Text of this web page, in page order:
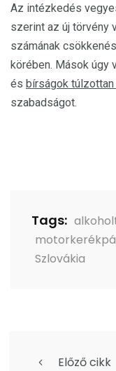
Az intézkedés
szerint az új törvény
számának
körében. Mások úgy
és bírságok
szabadságot.
Tags:
Szlovákia
Előző cikk